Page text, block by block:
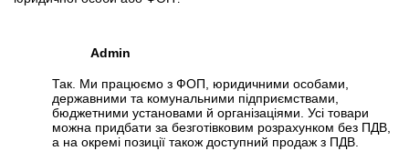
Admin
Так. Ми працюємо з ФОП, юридичними особами,
державними та комунальними підприємствами,
бюджетними установами й організаціями. Усі товари
можна придбати за безготівковим розрахунком без ПДВ,
а на окремі позиції також доступний продаж з ПДВ.